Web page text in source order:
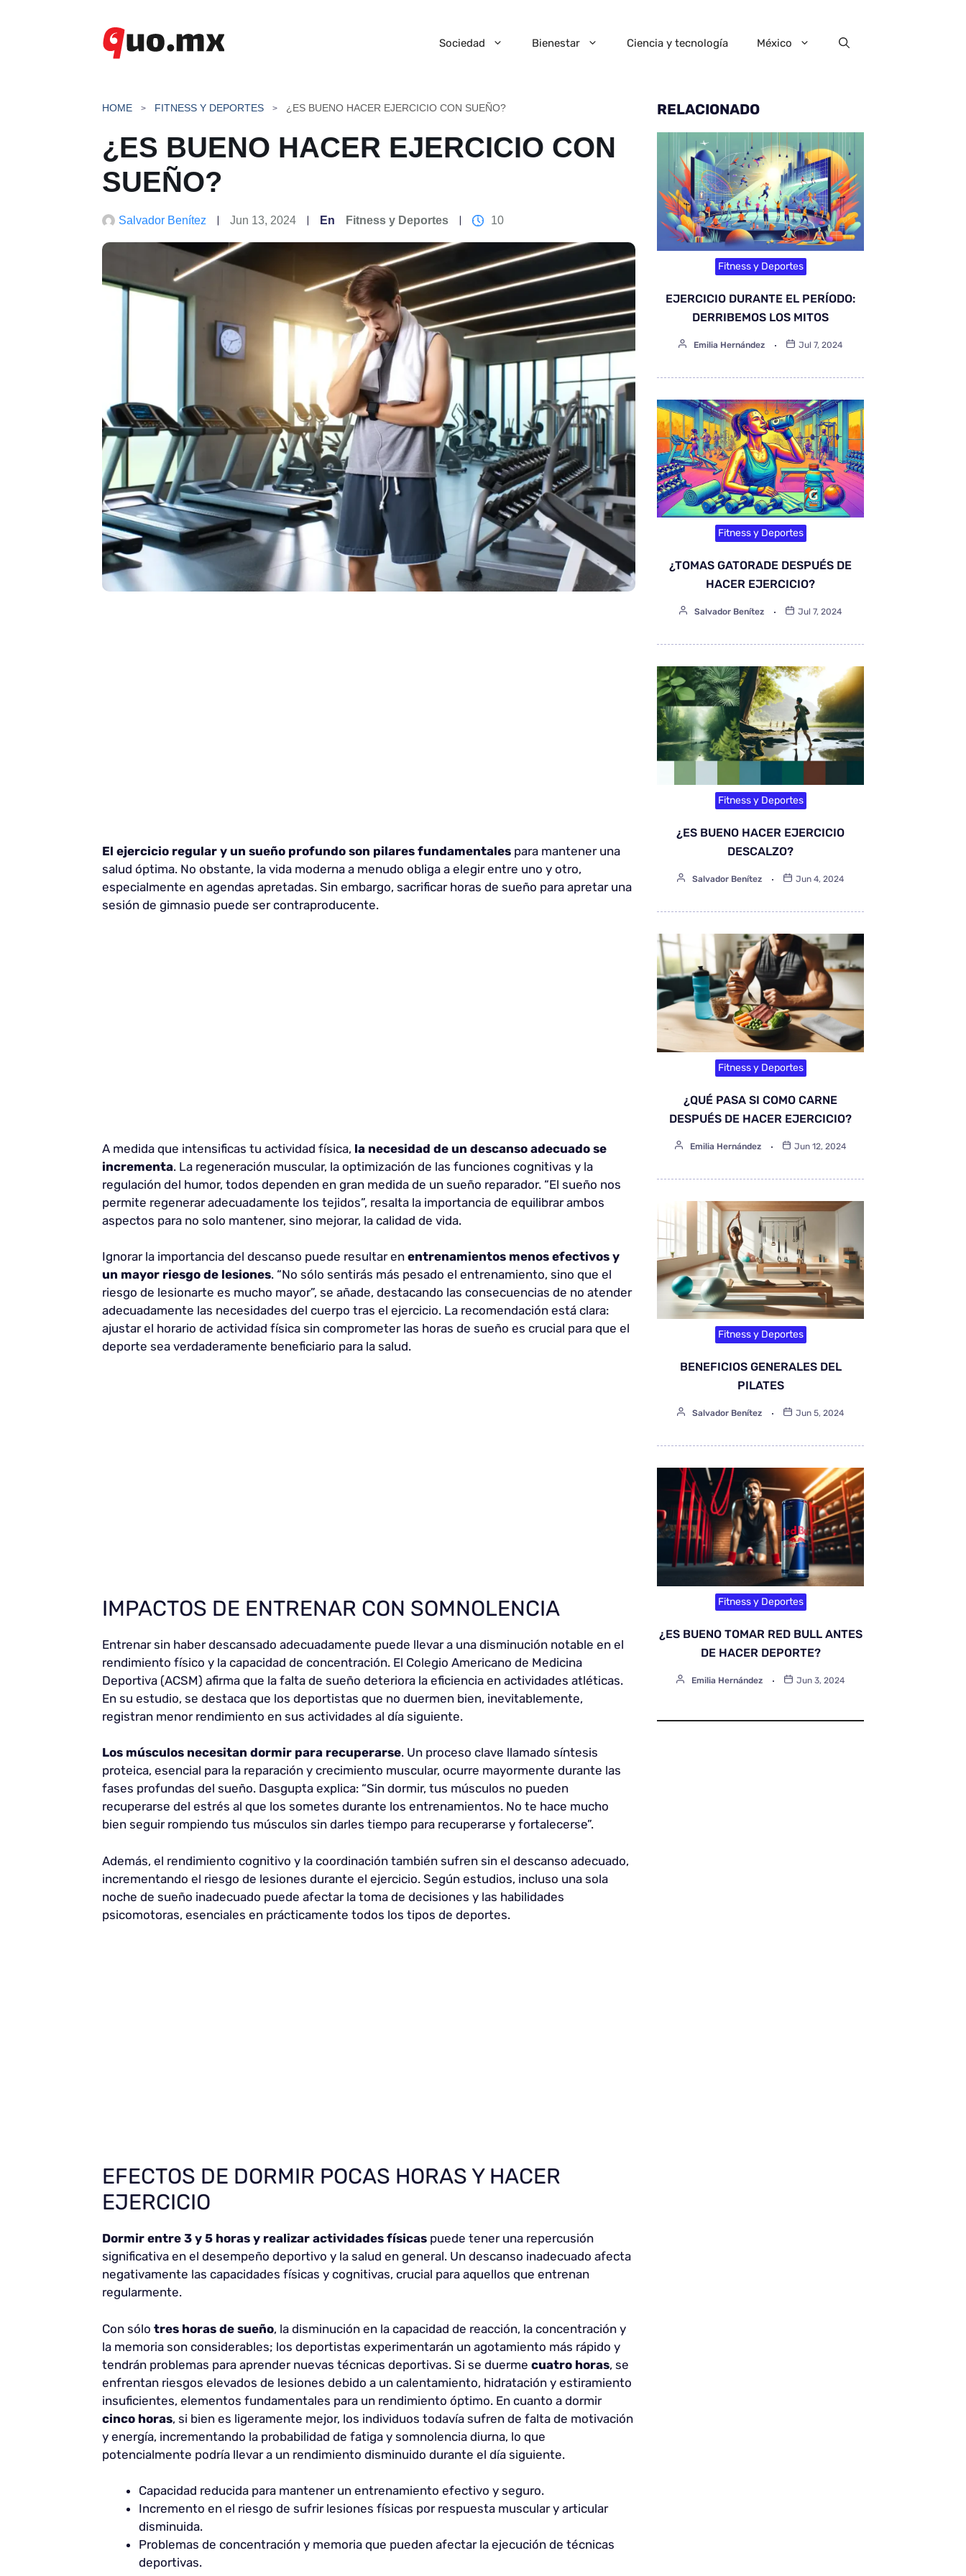
Sociedad Bienestar Ciencia y tecnología México
HOME FITNESS Y DEPORTES ¿ES BUENO HACER EJERCICIO CON SUEÑO?
¿ES BUENO HACER EJERCICIO CON
SUEÑO?
Salvador Benítez Jun 13, 2024 En Fitness y Deportes 10
El ejercicio regular y un sueño profundo son pilares fundamentales para mantener una
salud óptima. No obstante, la vida moderna a menudo obliga a elegir entre uno y otro,
especialmente en agendas apretadas. Sin embargo, sacrificar horas de sueño para apretar una
sesión de gimnasio puede ser contraproducente.
A medida que intensificas tu actividad física, la necesidad de un descanso adecuado se
incrementa. La regeneración muscular, la optimización de las funciones cognitivas y la
regulación del humor, todos dependen en gran medida de un sueño reparador. “El sueño nos
permite regenerar adecuadamente los tejidos”, resalta la importancia de equilibrar ambos
aspectos para no solo mantener, sino mejorar, la calidad de vida.
Ignorar la importancia del descanso puede resultar en entrenamientos menos efectivos y
un mayor riesgo de lesiones. “No sólo sentirás más pesado el entrenamiento, sino que el
riesgo de lesionarte es mucho mayor”, se añade, destacando las consecuencias de no atender
adecuadamente las necesidades del cuerpo tras el ejercicio. La recomendación está clara:
ajustar el horario de actividad física sin comprometer las horas de sueño es crucial para que el
deporte sea verdaderamente beneficiario para la salud.
IMPACTOS DE ENTRENAR CON SOMNOLENCIA
Entrenar sin haber descansado adecuadamente puede llevar a una disminución notable en el
rendimiento físico y la capacidad de concentración. El Colegio Americano de Medicina
Deportiva (ACSM) afirma que la falta de sueño deteriora la eficiencia en actividades atléticas.
En su estudio, se destaca que los deportistas que no duermen bien, inevitablemente,
registran menor rendimiento en sus actividades al día siguiente.
Los músculos necesitan dormir para recuperarse. Un proceso clave llamado síntesis
proteica, esencial para la reparación y crecimiento muscular, ocurre mayormente durante las
fases profundas del sueño. Dasgupta explica: “Sin dormir, tus músculos no pueden
recuperarse del estrés al que los sometes durante los entrenamientos. No te hace mucho
bien seguir rompiendo tus músculos sin darles tiempo para recuperarse y fortalecerse”.
Además, el rendimiento cognitivo y la coordinación también sufren sin el descanso adecuado,
incrementando el riesgo de lesiones durante el ejercicio. Según estudios, incluso una sola
noche de sueño inadecuado puede afectar la toma de decisiones y las habilidades
psicomotoras, esenciales en prácticamente todos los tipos de deportes.
EFECTOS DE DORMIR POCAS HORAS Y HACER
EJERCICIO
Dormir entre 3 y 5 horas y realizar actividades físicas puede tener una repercusión
significativa en el desempeño deportivo y la salud en general. Un descanso inadecuado afecta
negativamente las capacidades físicas y cognitivas, crucial para aquellos que entrenan
regularmente.
Con sólo tres horas de sueño, la disminución en la capacidad de reacción, la concentración y
la memoria son considerables; los deportistas experimentarán un agotamiento más rápido y
tendrán problemas para aprender nuevas técnicas deportivas. Si se duerme cuatro horas, se
enfrentan riesgos elevados de lesiones debido a un calentamiento, hidratación y estiramiento
insuficientes, elementos fundamentales para un rendimiento óptimo. En cuanto a dormir
cinco horas, si bien es ligeramente mejor, los individuos todavía sufren de falta de motivación
y energía, incrementando la probabilidad de fatiga y somnolencia diurna, lo que
potencialmente podría llevar a un rendimiento disminuido durante el día siguiente.
Capacidad reducida para mantener un entrenamiento efectivo y seguro.
Incremento en el riesgo de sufrir lesiones físicas por respuesta muscular y articular
disminuida.
Problemas de concentración y memoria que pueden afectar la ejecución de técnicas
deportivas.
RELACIONADO
Fitness y Deportes
EJERCICIO DURANTE EL PERÍODO:
DERRIBEMOS LOS MITOS
Emilia Hernández Jul 7, 2024
Fitness y Deportes
¿TOMAS GATORADE DESPUÉS DE
HACER EJERCICIO?
Salvador Benítez Jul 7, 2024
Fitness y Deportes
¿ES BUENO HACER EJERCICIO
DESCALZO?
Salvador Benítez Jun 4, 2024
Fitness y Deportes
¿QUÉ PASA SI COMO CARNE
DESPUÉS DE HACER EJERCICIO?
Emilia Hernández Jun 12, 2024
Fitness y Deportes
BENEFICIOS GENERALES DEL
PILATES
Salvador Benítez Jun 5, 2024
Fitness y Deportes
¿ES BUENO TOMAR RED BULL ANTES
DE HACER DEPORTE?
Emilia Hernández Jun 3, 2024